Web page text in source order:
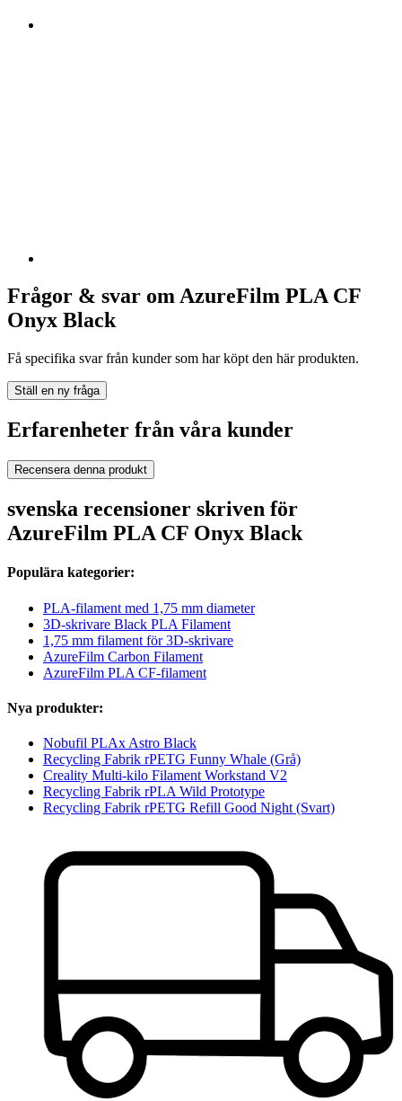
Frågor & svar om AzureFilm PLA CF
Onyx Black
Få specifika svar från kunder som har köpt den här produkten.
Ställ en ny fråga
Erfarenheter från våra kunder
Recensera denna produkt
svenska recensioner skriven för
AzureFilm PLA CF Onyx Black
Populära kategorier:
PLA-filament med 1,75 mm diameter
3D-skrivare Black PLA Filament
1,75 mm filament för 3D-skrivare
AzureFilm Carbon Filament
AzureFilm PLA CF-filament
Nya produkter:
Nobufil PLAx Astro Black
Recycling Fabrik rPETG Funny Whale (Grå)
Creality Multi-kilo Filament Workstand V2
Recycling Fabrik rPLA Wild Prototype
Recycling Fabrik rPETG Refill Good Night (Svart)